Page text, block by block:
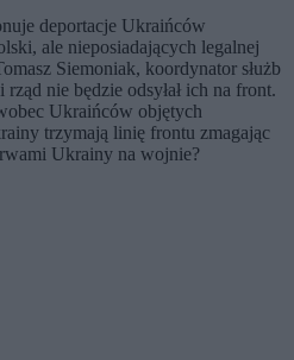
deportacje Ukraińców
ale nieposiadających legalnej
Siemoniak, koordynator służb
nie będzie odsyłał ich na front.
Ukraińców objętych
trzymają linię frontu zmagając
Ukrainy na wojnie?